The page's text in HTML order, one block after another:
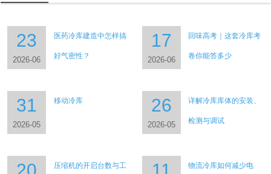
23
2026-06
医药冷库建造中怎样搞
好气密性？
17
2026-06
回味高考｜这套冷库考
卷你能答多少
31
2026-05
移动冷库 26
2026-05
详解冷库库体的安装、
检测与调试
20 压缩机的开启台数与工 11 物流冷库如何减少电